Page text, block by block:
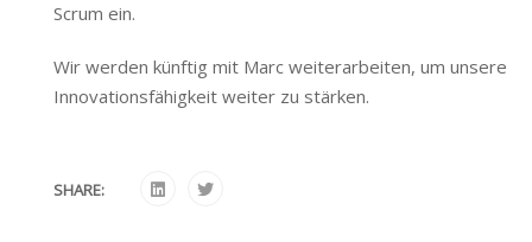
Scrum ein.
Wir werden künftig mit Marc weiterarbeiten, um unsere
Innovationsfähigkeit weiter zu stärken.
SHARE: